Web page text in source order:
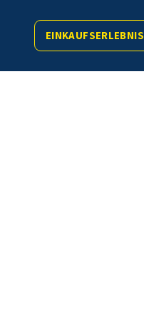
EINKAUFSERLEBNIS